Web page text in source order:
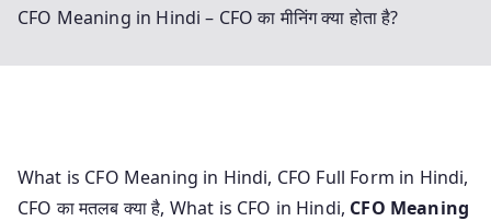
CFO Meaning in Hindi – CFO का मीनिंग क्या होता है?
What is CFO Meaning in Hindi, CFO Full Form in Hindi,
CFO का मतलब क्या है, What is CFO in Hindi, CFO Meaning